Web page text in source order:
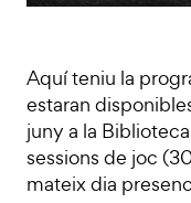
Aquí teniu la
estaran
juny a la
sessions de joc
mateix dia